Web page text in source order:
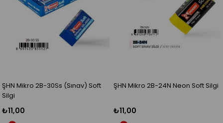
ŞHN Mikro 2B-30Ss (Sınav) Soft
Silgi
₺11,00
ŞHN Mikro 2B-24N Neon Soft Silgi
₺11,00